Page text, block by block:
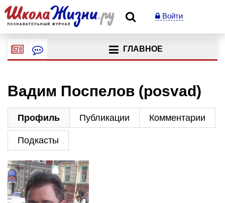
Войти
ГЛАВНОЕ
Вадим Поспелов (posvad)
Профиль Публикации Комментарии
Подкасты